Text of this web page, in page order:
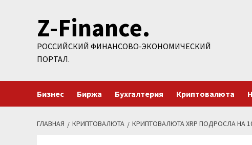
содержимомуZ-Finance.
РОССИЙСКИЙ ФИНАНСОВО-ЭКОНОМИЧЕСКИЙ
ПОРТАЛ.
Бизнес Биржа Бухгалтерия Криптовалюта
ГЛАВНАЯ КРИПТОВАЛЮТА КРИПТОВАЛЮТА XRP ПОДРОСЛА НА